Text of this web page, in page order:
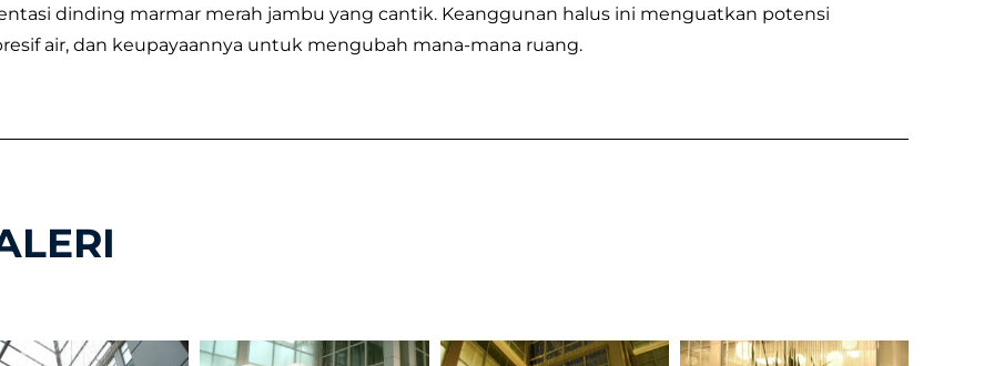
dinding marmar merah jambu yang cantik. Keanggunan halus ini menguatkan potensi
air, dan keupayaannya untuk mengubah mana-mana ruang.